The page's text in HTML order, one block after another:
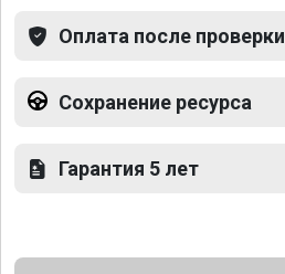
Оплата после проверки
Сохранение ресурса
Гарантия 5 лет